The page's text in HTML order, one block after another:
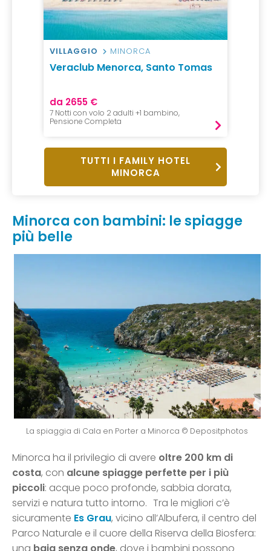
VILLAGGIO MINORCA
Veraclub Menorca, Santo Tomas
da 2655 €
7 Notti con volo 2 adulti +1 bambino,
Pensione Completa
TUTTI I FAMILY HOTEL
MINORCA
Minorca con bambini: le spiagge
più belle
La spiaggia di Cala en Porter a Minorca © Depositphotos
Minorca ha il privilegio di avere oltre 200 km di
costa, con alcune spiagge perfette per i più
piccoli: acque poco profonde, sabbia dorata,
servizi e natura tutto intorno. Tra le migliori c’è
sicuramente Es Grau, vicino all’Albufera, il centro del
Parco Naturale e il cuore della Riserva della Biosfera:
una baia senza onde, dove i bambini possono